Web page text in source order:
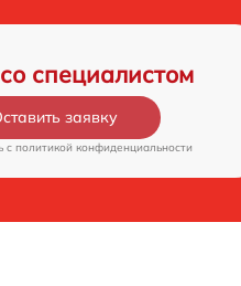
специалистом
заявку
c политикой конфиденциальности